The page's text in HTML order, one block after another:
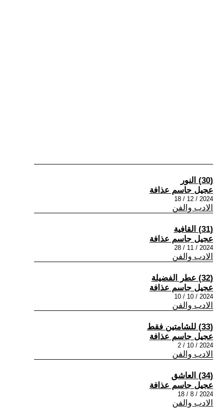
(30) النور
عجيل جاسم عذافة
2024 / 12 / 18
الادب والفن
(31) القافية
عجيل جاسم عذافة
2024 / 11 / 28
الادب والفن
(32) عطر الفضيلة
عجيل جاسم عذافة
2024 / 10 / 10
الادب والفن
(33) للشامتين فقط
عجيل جاسم عذافة
2024 / 10 / 2
الادب والفن
(34) العاشق
عجيل جاسم عذافة
2024 / 8 / 18
الادب والفن